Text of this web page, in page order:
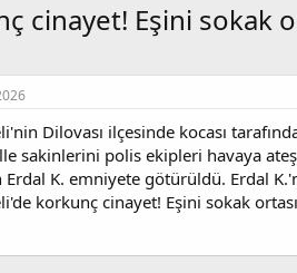
cinayet! Eşini sokak
Dilovası ilçesinde kocası
sakinlerini polis ekipleri havaya ateş
Erdal K. emniyete götürüldü. Erdal
korkunç cinayet! Eşini sokak